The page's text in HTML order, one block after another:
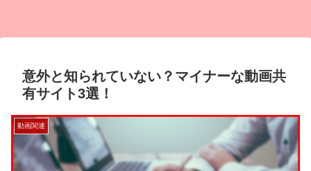
意外と知られていない？マイナーな動画共
有サイト3選！
動画関連